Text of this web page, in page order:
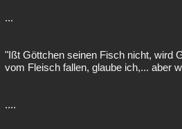
...
"Ißt Göttchen seinen Fisch nicht, wird
vom Fleisch fallen, glaube ich,... aber
....